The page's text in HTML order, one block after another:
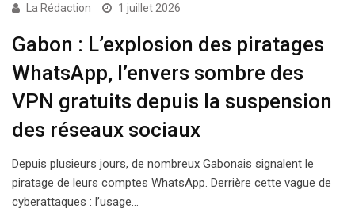
La Rédaction 1 juillet 2026
Gabon : L’explosion des piratages
WhatsApp, l’envers sombre des
VPN gratuits depuis la suspension
des réseaux sociaux
Depuis plusieurs jours, de nombreux Gabonais signalent le
piratage de leurs comptes WhatsApp. Derrière cette vague de
cyberattaques : l’usage…